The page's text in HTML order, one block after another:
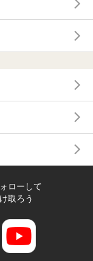
ローして
取ろう